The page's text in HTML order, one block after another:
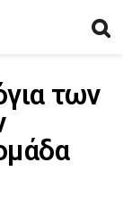
των